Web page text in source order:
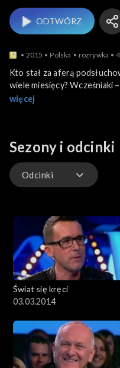
ODTWÓRZ
2015 Polska rozrywka
Kto stał za aferą
wiele miesięcy? Wcześniaki
rozpoczyna się tuż po
więcej
Sezony i odcinki
Odcinki
Świat się kręci
03.03.2014